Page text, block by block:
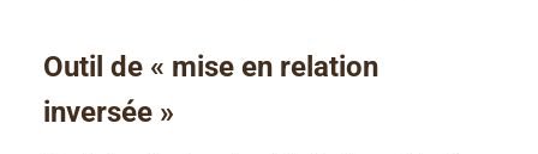
Outil de « mise en relation
inversée »